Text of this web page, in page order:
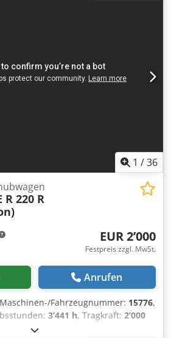
1 /36
R 220 R
EUR 2’000
Festpreis zzgl. MwSt.
Anrufen
Fahrzeugnummer: 15776,
3’441 h, Tragkraft: 2’000
600 mm, Kraftstofftyp: